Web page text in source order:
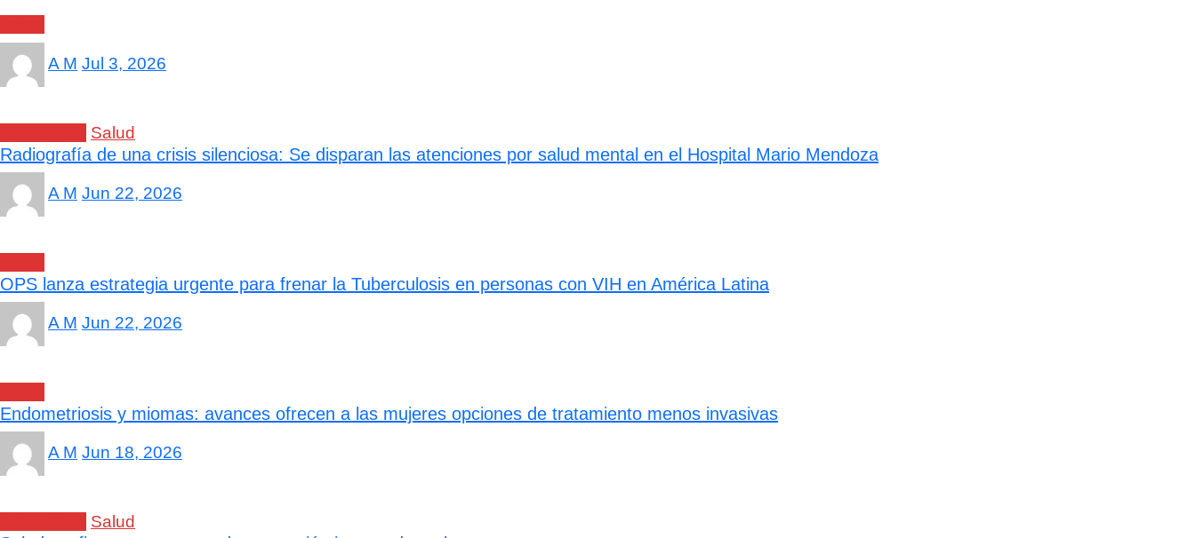
A M Jul 3, 2026
Salud
Radiografía de una crisis silenciosa: Se disparan las atenciones por salud mental en el Hospital Mario Mendoza
A M Jun 22, 2026
OPS lanza estrategia urgente para frenar la Tuberculosis en personas con VIH en América Latina
A M Jun 22, 2026
Endometriosis y miomas: avances ofrecen a las mujeres opciones de tratamiento menos invasivas
A M Jun 18, 2026
Salud